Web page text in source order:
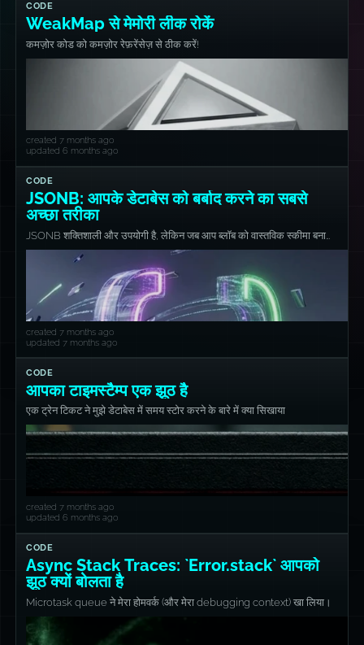
CODE
WeakMap से मेमोरी लीक रोकें
कमज़ोर कोड को कमज़ोर रेफ़रेंसेज़ से ठीक करें!
created 7 months ago
updated 6 months ago
CODE
JSONB: आपके डेटाबेस को बर्बाद करने का सबसे
अच्छा तरीका
JSONB शक्तिशाली और उपयोगी है, लेकिन जब आप ब्लॉब को वास्तविक स्कीमा बना
देते हैं तो इसे आसानी से दुरुपयोग किया जा सकता है।
created 7 months ago
updated 7 months ago
CODE
आपका टाइमस्टैम्प एक झूठ है
एक ट्रेन टिकट ने मुझे डेटाबेस में समय स्टोर करने के बारे में क्या सिखाया
created 7 months ago
updated 6 months ago
CODE
Async Stack Traces: `Error.stack` आपको
झूठ क्यों बोलता है
Microtask queue ने मेरा होमवर्क (और मेरा debugging context) खा लिया।